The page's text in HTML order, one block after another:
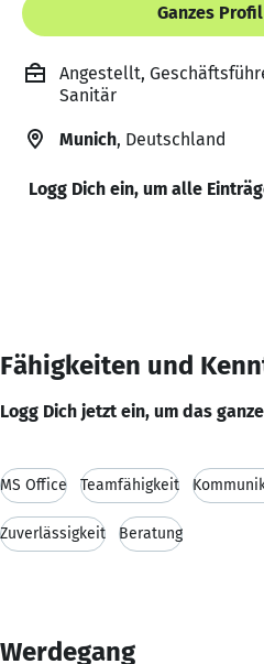
Ganzes
Angestellt,
Sanitär
Munich, Deutschland
Logg Dich ein, um alle
Fähigkeiten und
Logg Dich jetzt ein, um das
MS Office Teamfähigkeit
Zuverlässigkeit Beratung
Werdegang